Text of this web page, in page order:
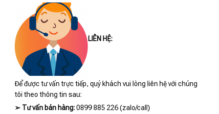
LIÊN HỆ:
Để được tư vấn trực tiếp, quý khách vui lòng liên hệ với chúng
tôi theo thông tin sau:
➢ Tư vấn bán hàng:0899 885 226 (zalo/call)